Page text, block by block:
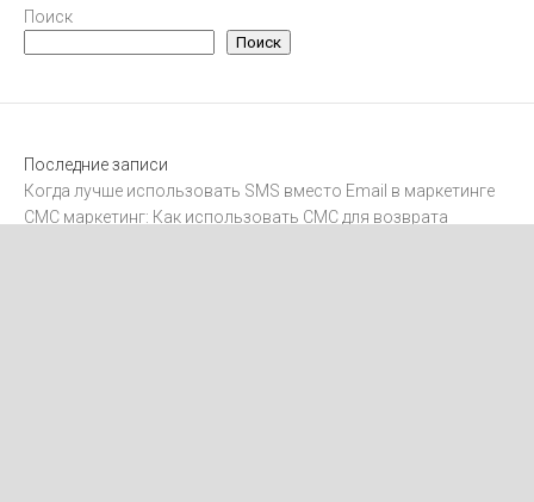
Поиск
Поиск
Последние записи
Когда лучше использовать SMS вместо Email в маркетинге
СМС маркетинг: Как использовать СМС для возврата